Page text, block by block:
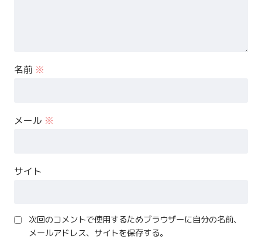
名前 ※
メール ※
サイト
次回のコメントで使用するためブラウザーに自分の名前、
メールアドレス、サイトを保存する。